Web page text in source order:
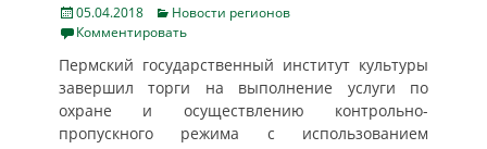
Posted
on
05.04.2018 Categories
Новости регионов
Комментировать
Пермский государственный институт культуры
завершил торги на выполнение услуги по
охране и осуществлению контрольно-
пропускного режима с использованием